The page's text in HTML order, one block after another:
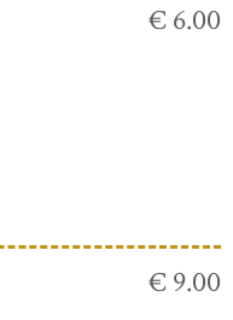
€ 6.00
€ 9.00